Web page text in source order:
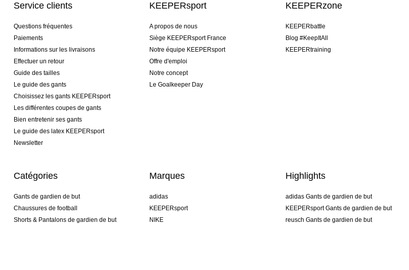
Service clients
Questions fréquentes
Paiements
Informations sur les livraisons
Effectuer un retour
Guide des tailles
Le guide des gants
Choisissez les gants KEEPERsport
Les différentes coupes de gants
Bien entretenir ses gants
Le guide des latex KEEPERsport
Newsletter
KEEPERsport
A propos de nous
Siège KEEPERsport France
Notre équipe KEEPERsport
Offre d'emploi
Notre concept
Le Goalkeeper Day
KEEPERzone
KEEPERbattle
Blog #KeepItAll
KEEPERtraining
Catégories
Gants de gardien de but
Chaussures de football
Shorts & Pantalons de gardien de but
Marques
adidas
KEEPERsport
NIKE
Highlights
adidas Gants de gardien de but
KEEPERsport Gants de gardien de but
reusch Gants de gardien de but